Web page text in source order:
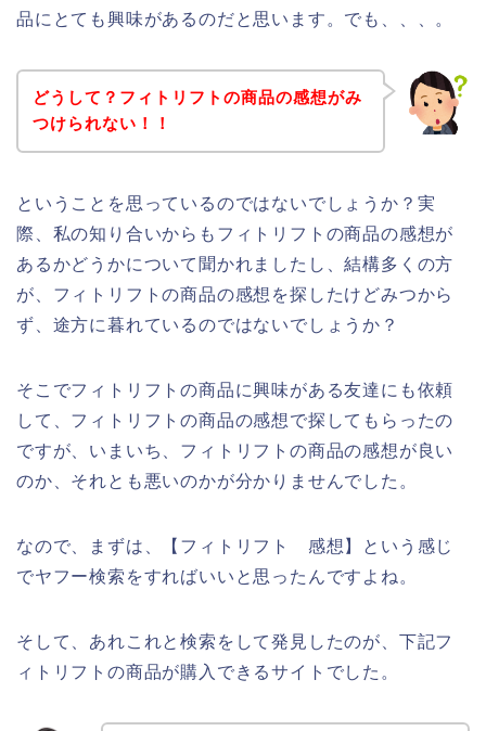
品にとても興味があるのだと思います。でも、、、。
どうして？フィトリフトの商品の感想がみ
つけられない！！
ということを思っているのではないでしょうか？実
際、私の知り合いからもフィトリフトの商品の感想が
あるかどうかについて聞かれましたし、結構多くの方
が、フィトリフトの商品の感想を探したけどみつから
ず、途方に暮れているのではないでしょうか？
そこでフィトリフトの商品に興味がある友達にも依頼
して、フィトリフトの商品の感想で探してもらったの
ですが、いまいち、フィトリフトの商品の感想が良い
のか、それとも悪いのかが分かりませんでした。
なので、まずは、【フィトリフト 感想】という感じ
でヤフー検索をすればいいと思ったんですよね。
そして、あれこれと検索をして発見したのが、下記フ
ィトリフトの商品が購入できるサイトでした。